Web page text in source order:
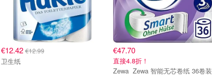
€12.42€12.99
卫生纸
€47.70
直接4.8折！
Zewa Zewa 智能无芯卷纸 36卷装